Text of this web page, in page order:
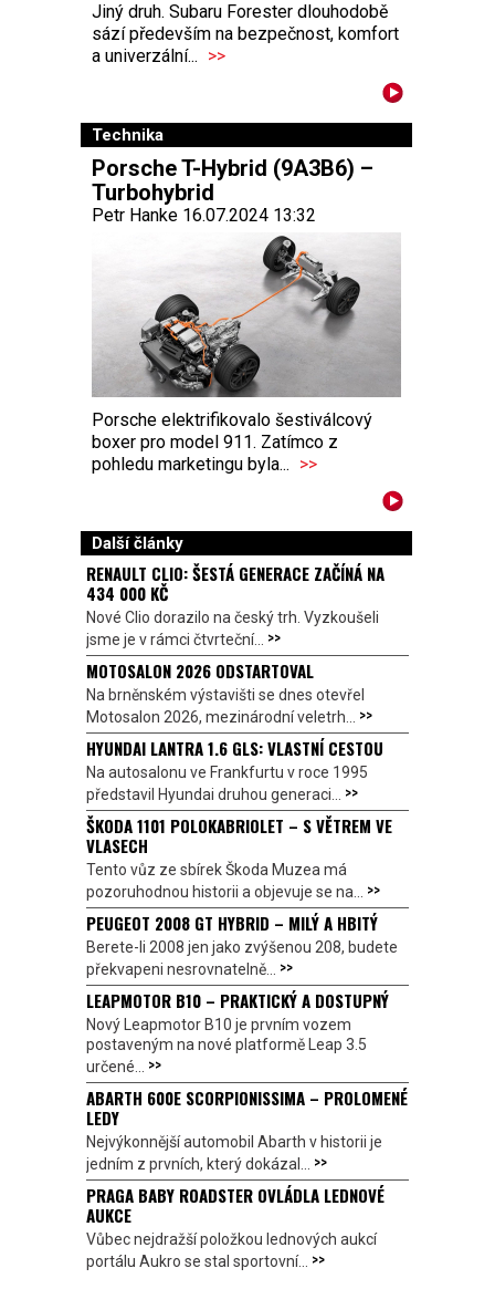
Jiný druh. Subaru Forester dlouhodobě
sází především na bezpečnost, komfort
a univerzální... >>
Technika
Porsche T-Hybrid (9A3B6) –
Turbohybrid
Petr Hanke 16.07.2024 13:32
Porsche elektrifikovalo šestiválcový
boxer pro model 911. Zatímco z
pohledu marketingu byla... >>
Další články
RENAULT CLIO: ŠESTÁ GENERACE ZAČÍNÁ NA
434 000 KČ
Nové Clio dorazilo na český trh. Vyzkoušeli
jsme je v rámci čtvrteční... >>
MOTOSALON 2026 ODSTARTOVAL
Na brněnském výstavišti se dnes otevřel
Motosalon 2026, mezinárodní veletrh... >>
HYUNDAI LANTRA 1.6 GLS: VLASTNÍ CESTOU
Na autosalonu ve Frankfurtu v roce 1995
představil Hyundai druhou generaci... >>
ŠKODA 1101 POLOKABRIOLET – S VĚTREM VE
VLASECH
Tento vůz ze sbírek Škoda Muzea má
pozoruhodnou historii a objevuje se na... >>
PEUGEOT 2008 GT HYBRID – MILÝ A HBITÝ
Berete-li 2008 jen jako zvýšenou 208, budete
překvapeni nesrovnatelně... >>
LEAPMOTOR B10 – PRAKTICKÝ A DOSTUPNÝ
Nový Leapmotor B10 je prvním vozem
postaveným na nové platformě Leap 3.5
určené... >>
ABARTH 600E SCORPIONISSIMA – PROLOMENÉ
LEDY
Nejvýkonnější automobil Abarth v historii je
jedním z prvních, který dokázal... >>
PRAGA BABY ROADSTER OVLÁDLA LEDNOVÉ
AUKCE
Vůbec nejdražší položkou lednových aukcí
portálu Aukro se stal sportovní... >>